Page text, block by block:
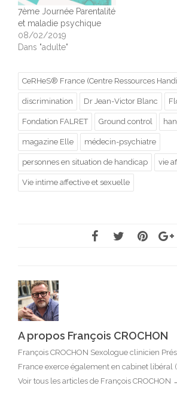
7ème Journée Parentalité
et maladie psychique
08/02/2019
Dans "adulte"
CeRHeS® France (Centre Ressources
discrimination Dr Jean-Victor Blanc
Fondation FALRET Ground control
magazine Elle médecin-psychiatre
personnes en situation de handicap vie
Vie intime affective et sexuelle
A propos François CROCHON
François CROCHON Sexologue clinicien
France exerce également en cabinet libéral
Voir tous les articles de François CROCHON